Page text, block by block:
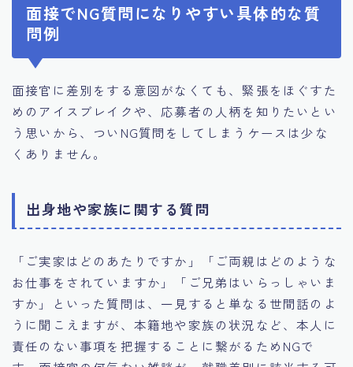
面接でNG質問になりやすい具体的な質
問例
面接官に差別をする意図がなくても、緊張をほぐすた
めのアイスブレイクや、応募者の人柄を知りたいとい
う思いから、ついNG質問をしてしまうケースは少な
くありません。
出身地や家族に関する質問
「ご実家はどのあたりですか」「ご両親はどのような
お仕事をされていますか」「ご兄弟はいらっしゃいま
すか」といった質問は、一見すると単なる世間話のよ
うに聞こえますが、本籍地や家族の状況など、本人に
責任のない事項を把握することに繋がるためNGで